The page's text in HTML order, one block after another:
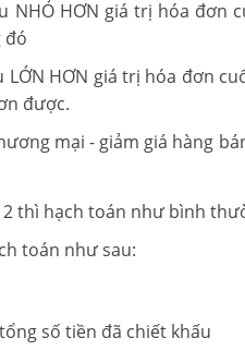
NHỎ HƠN giá trị hóa
đó
LỚN HƠN giá trị hóa đơn
được.
mại - giảm giá hàng
thì hạch toán như bình
toán như sau:
số tiền đã chiết khấu